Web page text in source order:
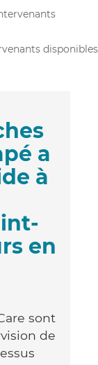
disponibles
a
à
en
sont
de